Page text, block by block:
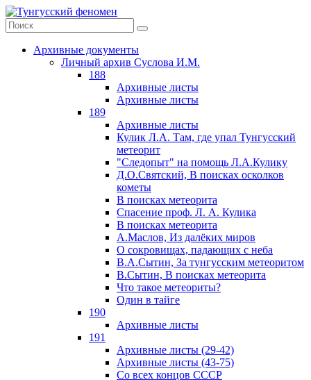
Архивные документы
Личный архив Суслова И.М.
188
Архивные листы
Архивные листы
189
Архивные листы
Кулик Л.А. Там, где упал Тунгусский
метеорит
"Следопыт" на помощь Л.А.Кулику
Д.О.Святский, В поисках осколков
кометы
В поисках метеорита
Спасение проф. Л. А. Кулика
В поисках метеорита
А.Маслов, Из далёких миров
О сокровищах, падающих с неба
В.А.Сытин, За тунгусским метеоритом
В.Сытин, В поисках метеорита
Что такое метеориты?
Один в тайге
190
Архивные листы
191
Архивные листы (29-42)
Архивные листы (43-75)
Со всех концов СССР